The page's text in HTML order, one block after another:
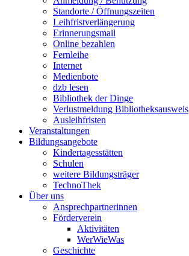
Standorte / Öffnungszeiten
Leihfristverlängerung
Erinnerungsmail
Online bezahlen
Fernleihe
Internet
Medienbote
dzb lesen
Bibliothek der Dinge
Verlustmeldung Bibliotheksausweis
Ausleihfristen
Veranstaltungen
Bildungsangebote
Kindertagesstätten
Schulen
weitere Bildungsträger
TechnoThek
Über uns
Ansprechpartnerinnen
Förderverein
Aktivitäten
WerWieWas
Geschichte